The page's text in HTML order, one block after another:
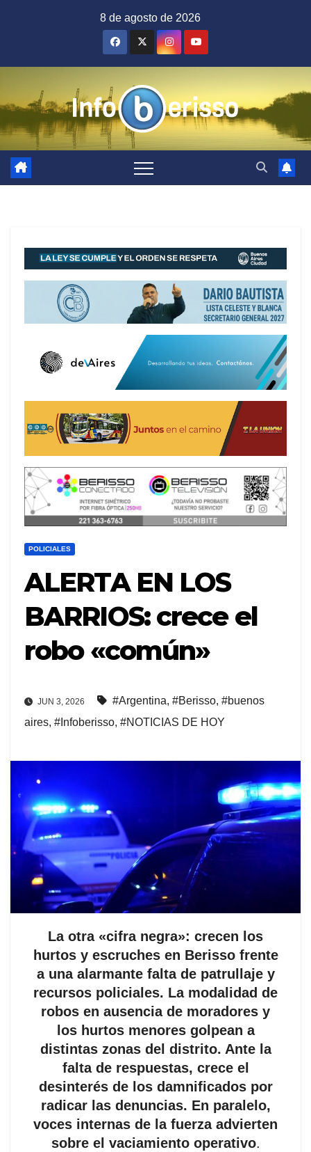
8 de agosto de 2026
POLICIALES
ALERTA EN LOS
BARRIOS: crece el
robo «común»
JUN 3, 2026 #Argentina, #Berisso, #buenos
aires, #Infoberisso, #NOTICIAS DE HOY
La otra «cifra negra»: crecen los
hurtos y escruches en Berisso frente
a una alarmante falta de patrullaje y
recursos policiales. La modalidad de
robos en ausencia de moradores y
los hurtos menores golpean a
distintas zonas del distrito. Ante la
falta de respuestas, crece el
desinterés de los damnificados por
radicar las denuncias. En paralelo,
voces internas de la fuerza advierten
sobre el vaciamiento operativo.